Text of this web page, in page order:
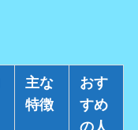
主な
特徴
おす
すめ
の人